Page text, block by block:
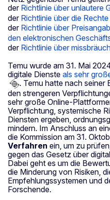
der Richtlinie über unlautere
der Richtlinie über die
der Richtlinie über
den elektronischen
der Richtlinie über
Temu wurde am 31. Mai
digitale Dienste als sehr
. Temu hatte nach seiner
den strengeren
sehr große Online-
Verpflichtung, systemische
Diensten ergeben,
mindern. Im Anschluss an
die Kommission am 31.
Verfahren ein, um zu
gegen das Gesetz über
Dabei geht es um die
die Minderung von Risiken,
Empfehlungssystemen und
Forschende.